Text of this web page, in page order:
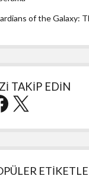
of the Galaxy:
TAKİP EDİN
X